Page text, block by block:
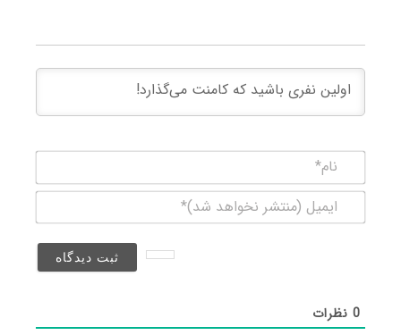
(منتشر
0نظرات